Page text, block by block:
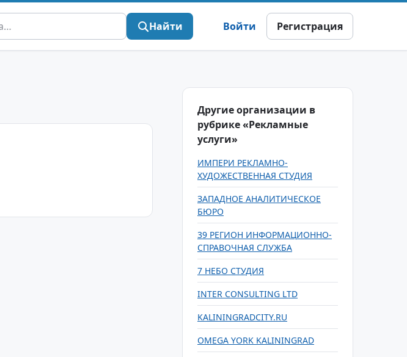
Найти Войти Регистрация
Другие организации в
рубрике «Рекламные
услуги»
ИМПЕРИ РЕКЛАМНО-
ХУДОЖЕСТВЕННАЯ СТУДИЯ
ЗАПАДНОЕ АНАЛИТИЧЕСКОЕ
БЮРО
39 РЕГИОН ИНФОРМАЦИОННО-
СПРАВОЧНАЯ СЛУЖБА
7 НЕБО CТУДИЯ
INTER CONSULTING LTD
KALININGRADCITY.RU
OMEGA YORK KALININGRAD